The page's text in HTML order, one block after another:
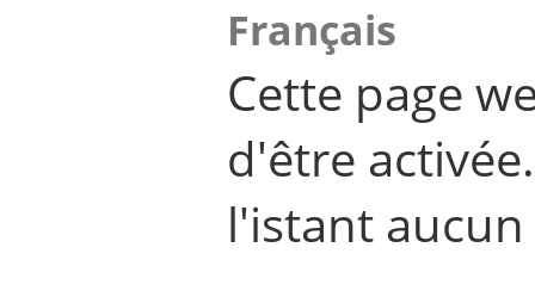
Français
Cette page
d'être
l'istant